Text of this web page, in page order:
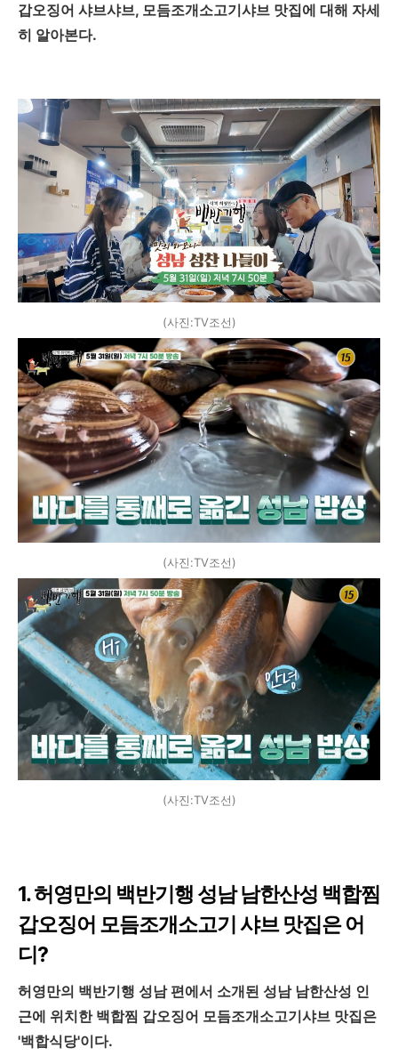
갑오징어 샤브샤브, 모듬조개소고기샤브 맛집에 대해 자세
히 알아본다.
(사진:TV조선)
(사진:TV조선)
(사진:TV조선)
1. 허영만의 백반기행 성남 남한산성 백합찜
갑오징어 모듬조개소고기 샤브 맛집은 어
디?
허영만의 백반기행 성남 편에서 소개된 성남 남한산성 인
근에 위치한 백합찜 갑오징어 모듬조개소고기샤브 맛집은
'백합식당'이다.